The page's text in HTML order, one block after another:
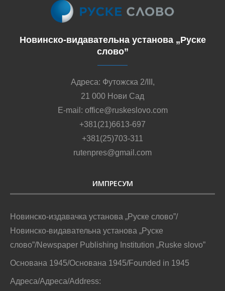
Новинско-видавательна установа „Руске
слово”
Адреса: Футожска 2/III,
21 000 Нови Сад
E-mail: office@ruskeslovo.com
+381(21)6613-697
+381(25)703-311
rutenpres@gmail.com
ИМПРЕСУМ
Новинско-издавачка установа „Руске слово”/
Новинско-видавательна установа „Руске
слово”/Newspaper Publishing Institution „Ruske slovo”
Основана 1945/Основана 1945/Founded in 1945
Адреса/Адреса/Address: